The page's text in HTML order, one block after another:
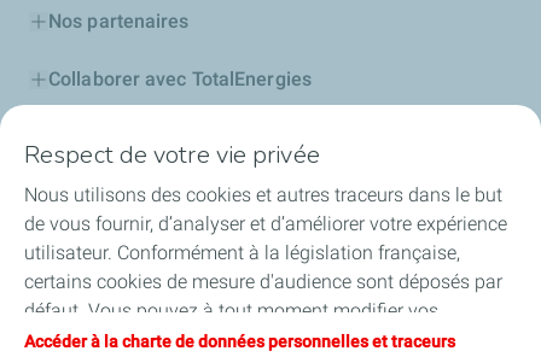
Nos partenaires
Collaborer avec TotalEnergies
Conditions Générales d’Utilisation
Conditions Générales de Vente Données personnelles
Plan du sitePublications légalesTous nos sites
Respect de votre vie privée
Nous utilisons des cookies et autres traceurs dans le but
de vous fournir, d’analyser et d’améliorer votre expérience
utilisateur. Conformément à la législation française,
certains cookies de mesure d'audience sont déposés par
défaut. Vous pouvez à tout moment modifier vos
paramètres de cookies en cliquant sur le bouton « Gérer
Accéder à la charte de données personnelles et traceurs